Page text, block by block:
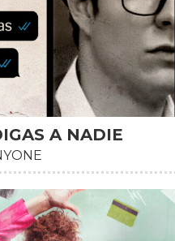
A NADIE